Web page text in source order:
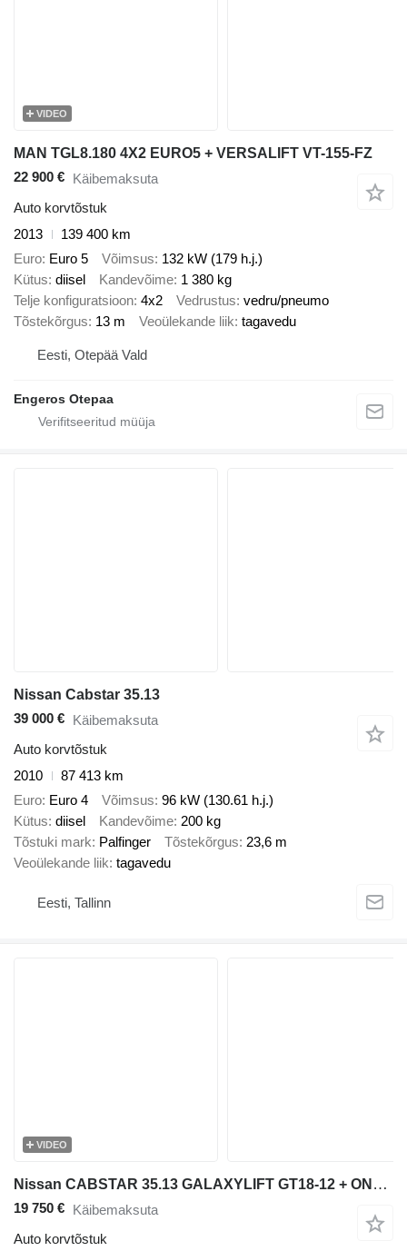
VIDEO
MAN TGL8.180 4X2 EURO5 + VERSALIFT VT-155-FZ
22 900 € Käibemaksuta
Auto korvtõstuk
2013
139 400 km
Euro Euro 5 Võimsus 132 kW (179 h.j.)
Kütus diisel Kandevõime 1 380 kg
Telje konfiguratsioon 4x2 Vedrustus vedru/pneumo
Tõstekõrgus 13 m Veoülekande liik tagavedu
Eesti, Otepää Vald
Engeros Otepaa
Nissan Cabstar 35.13
39 000 € Käibemaksuta
Auto korvtõstuk
2010
87 413 km
Euro Euro 4 Võimsus 96 kW (130.61 h.j.)
Kütus diisel Kandevõime 200 kg
Tõstuki mark Palfinger Tõstekõrgus 23,6 m
Veoülekande liik tagavedu
Eesti, Tallinn
VIDEO
Nissan CABSTAR 35.13 GALAXYLIFT GT18-12 + ONLY 45600KM
19 750 € Käibemaksuta
Auto korvtõstuk